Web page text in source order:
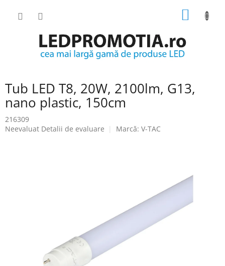
COŞ
Tub LED T8, 20W, 2100lm, G13,
nano plastic, 150cm
216309
Evaluarea
Neevaluat Detalii de evaluare Marcă: V-TAC